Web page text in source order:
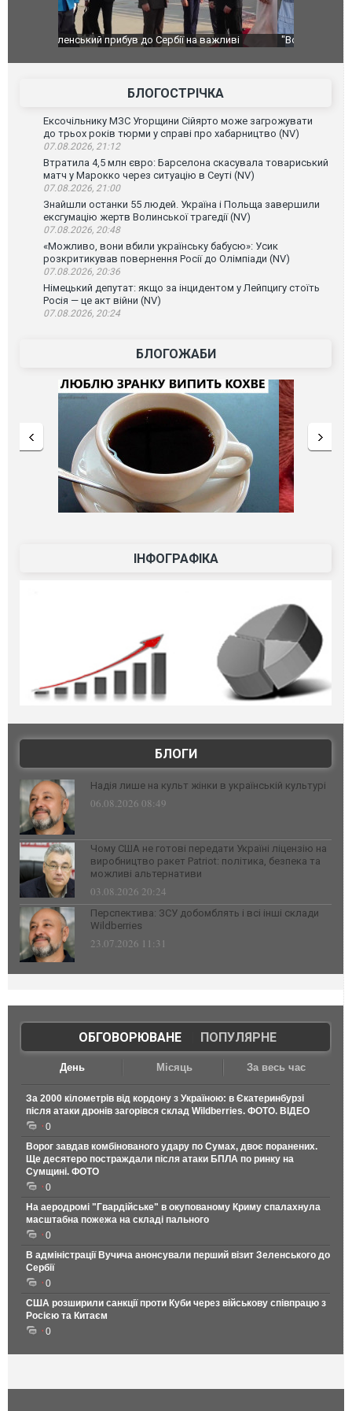
"Вони воюють, самі хочуть воювати, бо дурні": у
зневажливих слів про українських захисників.
В
порт: над
ВІДЕО
БЛОГОСТРІЧКА
Ексочільнику МЗС Угорщини Сійярто може загрожувати
до трьох років тюрми у справі про хабарництво (NV)
07.08.2026, 21:12
Втратила 4,5 млн євро: Барселона скасувала товариський
матч у Марокко через ситуацію в Сеуті (NV)
07.08.2026, 21:00
Знайшли останки 55 людей. Україна і Польща завершили
ексгумацію жертв Волинської трагедії (NV)
07.08.2026, 20:48
«Можливо, вони вбили українську бабусю»: Усик
розкритикував повернення Росії до Олімпіади (NV)
07.08.2026, 20:36
Німецький депутат: якщо за інцидентом у Лейпцигу стоїть
Росія — це акт війни (NV)
07.08.2026, 20:24
БЛОГОЖАБИ
ІНФОГРАФІКА
БЛОГИ
Надія лише на культ жінки в українській культурі
06.08.2026 08:49
Чому США не готові передати Україні ліцензію на
виробництво ракет Patriot: політика, безпека та
можливі альтернативи
03.08.2026 20:24
Перспектива: ЗСУ добомблять і всі інші склади
Wildberries
23.07.2026 11:31
ОБГОВОРЮВАНЕ| ПОПУЛЯРНЕ
День Місяць За весь час
За 2000 кілометрів від кордону з Україною: в Єкатеринбурзі
після атаки дронів загорівся склад Wildberries. ФОТО. ВІДЕО
0
Ворог завдав комбінованого удару по Сумах, двоє поранених.
Ще десятеро постраждали після атаки БПЛА по ринку на
Сумщині. ФОТО
0
На аеродромі "Гвардійське" в окупованому Криму спалахнула
масштабна пожежа на складі пального
0
В адміністрації Вучича анонсували перший візит Зеленського до
Сербії
0
США розширили санкції проти Куби через військову співпрацю з
Росією та Китаєм
0